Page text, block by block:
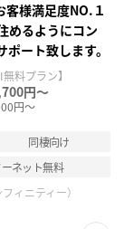
客様満足度NO.１
るようにコン
ート致します。
料プラン】
円～
円～
同棲向け
ネット無料
ィニティー）